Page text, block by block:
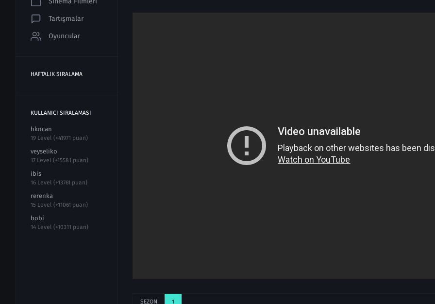
Tartışmalar
Oyuncular
HAFTALIK SIRALAMA
KULLANICI SIRALAMASI
hkncan
19 Level (+41971 puan)
veyseliko
17 Level (+15581 puan)
ibis
16 Level (+13761 puan)
rerenka
15 Level (+11061 puan)
bobi
14 Level (+10311 puan)
SEZON 1